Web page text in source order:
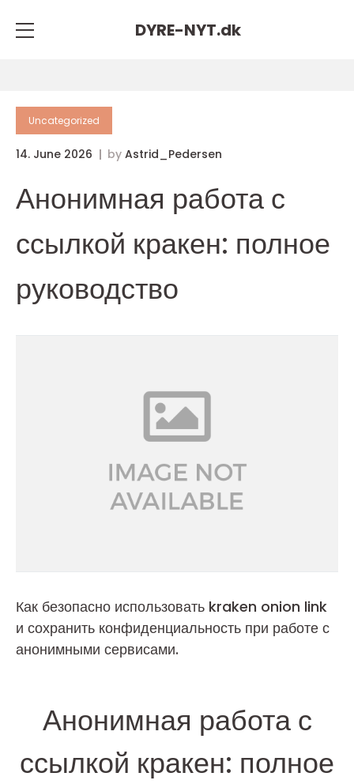
DYRE-NYT.dk
Uncategorized
14. June 2026 by Astrid_Pedersen
Анонимная работа с
ссылкой кракен: полное
руководство
Как безопасно использовать kraken onion link
и сохранить конфиденциальность при работе с
анонимными сервисами.
Анонимная работа с
ссылкой кракен: полное